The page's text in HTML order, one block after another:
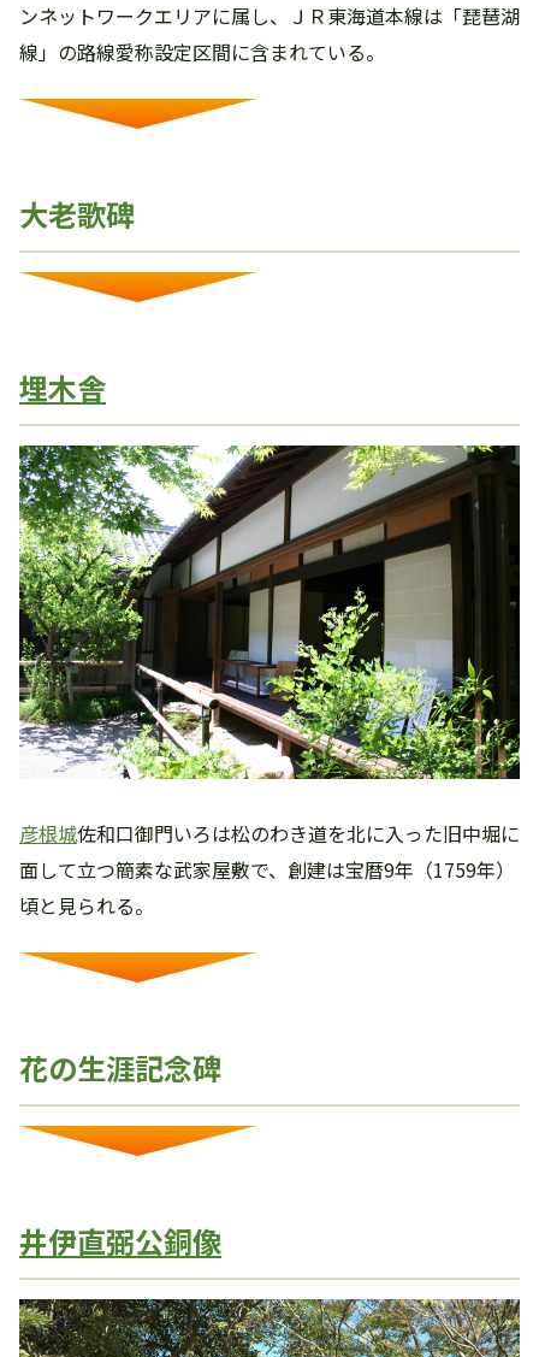
ンネットワークエリアに属し、ＪＲ東海道本線は「琵琶湖
線」の路線愛称設定区間に含まれている。
大老歌碑
埋木舎
彦根城佐和口御門いろは松のわき道を北に入った旧中堀に
面して立つ簡素な武家屋敷で、創建は宝暦9年（1759年）
頃と見られる。
花の生涯記念碑
井伊直弼公銅像